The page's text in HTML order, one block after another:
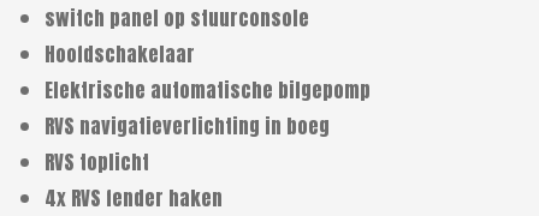
switch panel op stuurconsole
Hoofdschakelaar
Elektrische automatische bilgepomp
RVS navigatieverlichting in boeg
RVS toplicht
4x RVS fender haken